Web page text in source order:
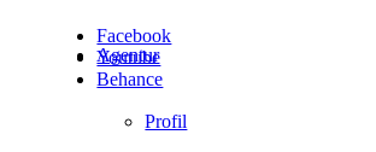
Agentur
Profil
Facebook
Youtube
Behance